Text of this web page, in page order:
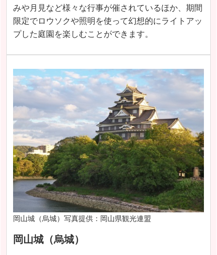
みや月見など様々な行事が催されているほか、期間
限定でロウソクや照明を使って幻想的にライトアッ
プした庭園を楽しむことができます。
岡山城（烏城）写真提供：岡山県観光連盟
岡山城（烏城）